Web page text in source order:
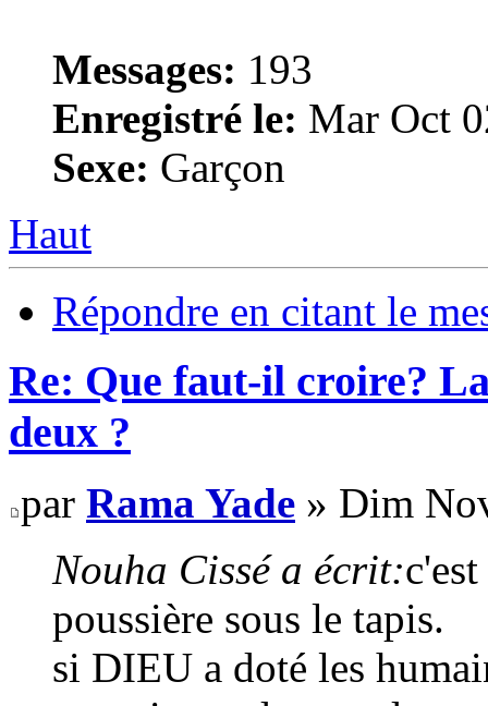
Messages: 193
Enregistré le: Mar Oct
Sexe: Garçon
Haut
Répondre en citant le
Re: Que faut-il croire?
deux ?
par Rama Yade » Dim
Nouha Cissé a écrit:
poussière sous le tapis.
si DIEU a doté les